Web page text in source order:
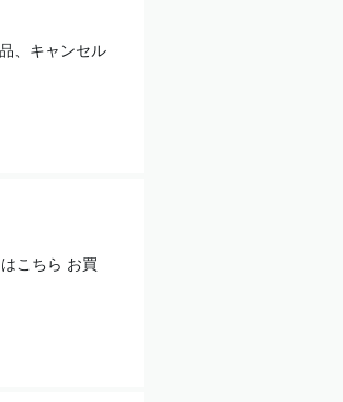
、キャンセル
こちら お買